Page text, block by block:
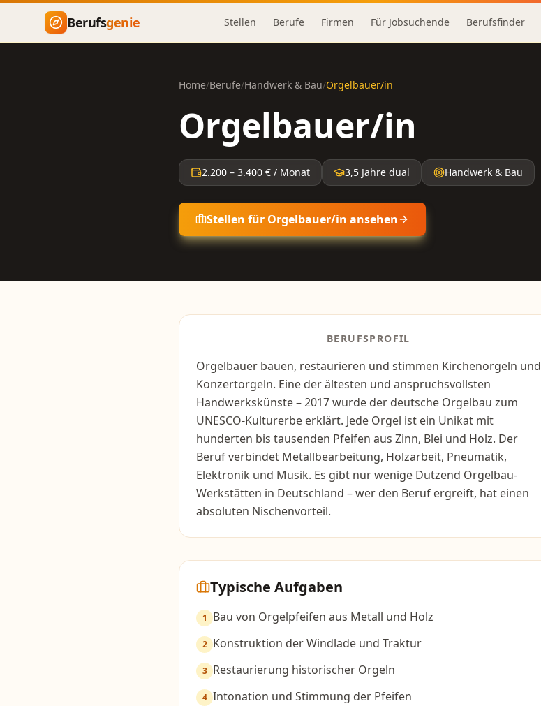
Zum Hauptinhalt springen
Berufsgenie Stellen Berufe Firmen Für Jobsuchende Berufsfinder
Home/Berufe/Handwerk & Bau/Orgelbauer/in
Orgelbauer/in
2.200 – 3.400 € / Monat 3,5 Jahre dual Handwerk & Bau
Stellen für Orgelbauer/in ansehen
BERUFSPROFIL
Orgelbauer bauen, restaurieren und stimmen Kirchenorgeln und
Konzertorgeln. Eine der ältesten und anspruchsvollsten
Handwerkskünste – 2017 wurde der deutsche Orgelbau zum
UNESCO-Kulturerbe erklärt. Jede Orgel ist ein Unikat mit
hunderten bis tausenden Pfeifen aus Zinn, Blei und Holz. Der
Beruf verbindet Metallbearbeitung, Holzarbeit, Pneumatik,
Elektronik und Musik. Es gibt nur wenige Dutzend Orgelbau-
Werkstätten in Deutschland – wer den Beruf ergreift, hat einen
absoluten Nischenvorteil.
Typische Aufgaben
1 Bau von Orgelpfeifen aus Metall und Holz
2 Konstruktion der Windlade und Traktur
3 Restaurierung historischer Orgeln
4 Intonation und Stimmung der Pfeifen